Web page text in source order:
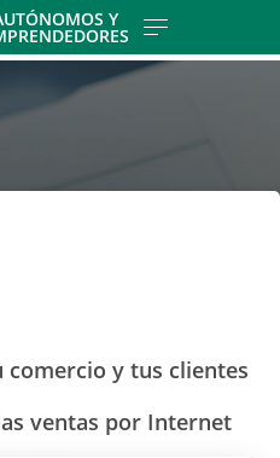
Skip
to
contentt
Y
comercio y tus clientes
ventas por Internet